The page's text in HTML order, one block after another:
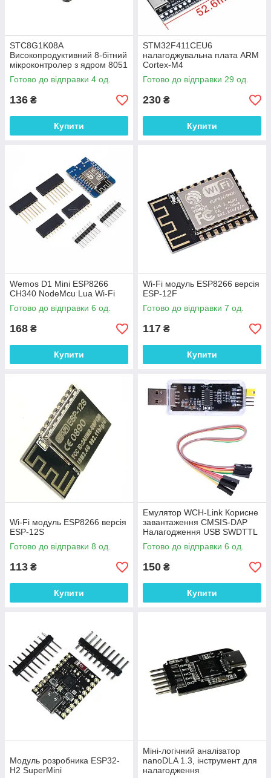
STC8G1K08A
Високопродуктивний 8-бітний
мікроконтролер з ядром 8051
Готово до відправки 4 од.
136 ₴
Купити
STM32F411CEU6
налагоджувальна плата ARM
Cortex-M4
Готово до відправки 29 од.
230 ₴
Купити
Wemos D1 Mini ESP8266
CH340 NodeMcu Lua Wi-Fi
Готово до відправки 6 од.
168 ₴
Купити
Wi-Fi модуль ESP8266 версія
ESP-12F
Готово до відправки 7 од.
117 ₴
Купити
Wi-Fi модуль ESP8266 версія
ESP-12S
Готово до відправки 8 од.
113 ₴
Купити
Емулятор WCH-Link Корисне
завантаження CMSIS-DAP
Налагодження USB SWDTTL
ARM 5V/3.3V
Готово до відправки 6 од.
150 ₴
Купити
Модуль розробника ESP32-
H2 SuperMini
Міні-логічний аналізатор
nanoDLA 1.3, інструмент для
налагодження